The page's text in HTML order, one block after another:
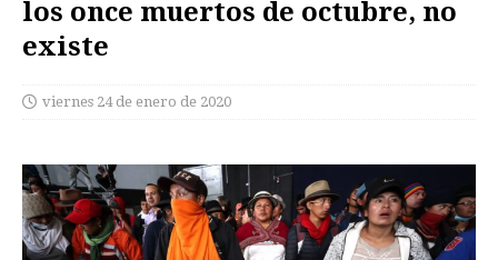
los once muertos de octubre, no
existe
viernes 24 de enero de 2020